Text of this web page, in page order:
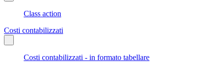
Class action
Costi contabilizzati
Costi contabilizzati - in formato tabellare